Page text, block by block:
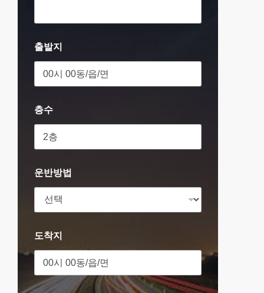
출발지
층수
운반방법
도착지